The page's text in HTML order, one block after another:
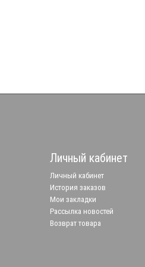
Личный кабинет
Личный кабинет
История заказов
Мои закладки
Рассылка новостей
Возврат товара